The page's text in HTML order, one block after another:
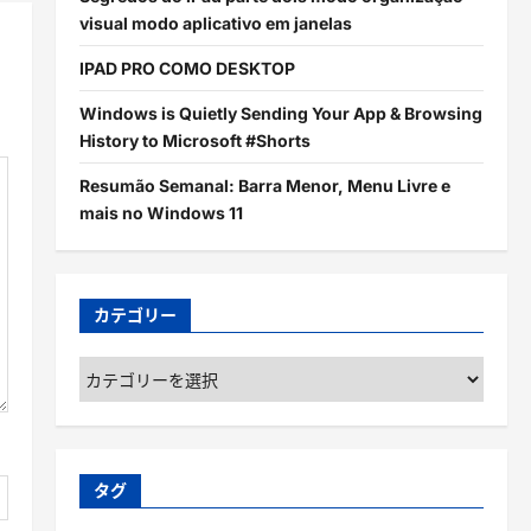
visual modo aplicativo em janelas
IPAD PRO COMO DESKTOP
Windows is Quietly Sending Your App & Browsing
History to Microsoft #Shorts
Resumão Semanal: Barra Menor, Menu Livre e
mais no Windows 11
カテゴリー
カ
テ
ゴ
ー
タグ